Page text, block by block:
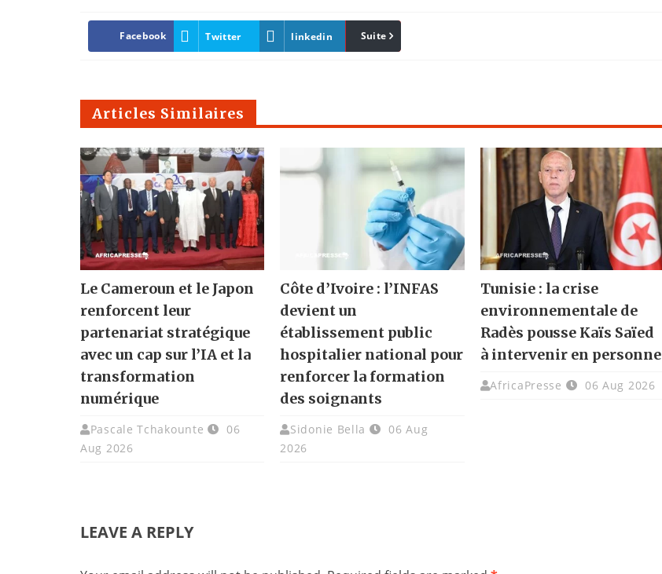
Facebook Twitter linkedin Pinterest
Suite
Articles Similaires
Le Cameroun et le Japon
renforcent leur
partenariat stratégique
avec un cap sur l’IA et la
transformation
numérique
Pascale Tchakounte
06
Aug 2026
Côte d’Ivoire : l’INFAS
devient un
établissement public
hospitalier national pour
renforcer la formation
des soignants
Sidonie Bella
06 Aug
2026
Tunisie : la crise
environnementale de
Radès pousse Kaïs Saïed
à intervenir en personne
AfricaPresse 06 Aug 2026
LEAVE A REPLY